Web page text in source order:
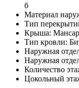
б
Материал
Тип
Крыша:
Тип кровли:
Наружная
Наружная
Количество
Цокольный